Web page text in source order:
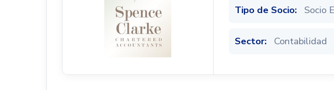
Tipo de Socio: Socio
Sector: Contabilidad